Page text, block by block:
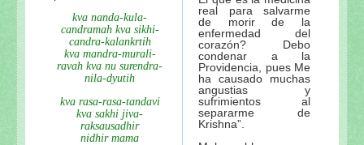
kva nanda-kula-
candramah kva sikhi-
candra-kalankrtih
kva mandra-murali-
ravah kva nu surendra-
nila-dyutih
kva rasa-rasa-tandavi
kva sakhi jiva-
raksausadhir
nidhir mama
real para salvarme
de morir de la
enfermedad del
corazón? Debo
condenar a la
Providencia, pues Me
ha causado muchas
angustias y
sufrimientos al
separarme de
Krishna”.